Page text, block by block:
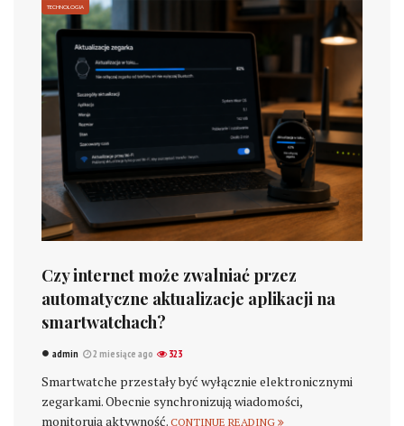
TECHNOLOGIA
Czy internet może zwalniać przez
automatyczne aktualizacje aplikacji na
smartwatchach?
admin 2 miesiące ago 323
Smartwatche przestały być wyłącznie elektronicznymi
zegarkami. Obecnie synchronizują wiadomości,
monitorują aktywność. CONTINUE READING